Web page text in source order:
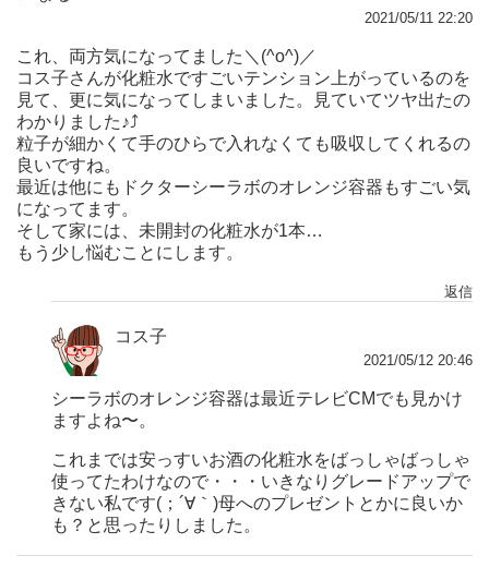
2021/05/11 22:20
これ、両方気になってました＼(^o^)／
コス子さんが化粧水ですごいテンション上がっているのを
見て、更に気になってしまいました。見ていてツヤ出たの
わかりました♪⤴
粒子が細かくて手のひらで入れなくても吸収してくれるの
良いですね。
最近は他にもドクターシーラボのオレンジ容器もすごい気
になってます。
そして家には、未開封の化粧水が1本…
もう少し悩むことにします。
返信
コス子
2021/05/12 20:46
シーラボのオレンジ容器は最近テレビCMでも見かけ
ますよね〜。
これまでは安っすいお酒の化粧水をばっしゃばっしゃ
使ってたわけなので・・・いきなりグレードアップで
きない私です(；´∀｀)母へのプレゼントとかに良いか
も？と思ったりしました。